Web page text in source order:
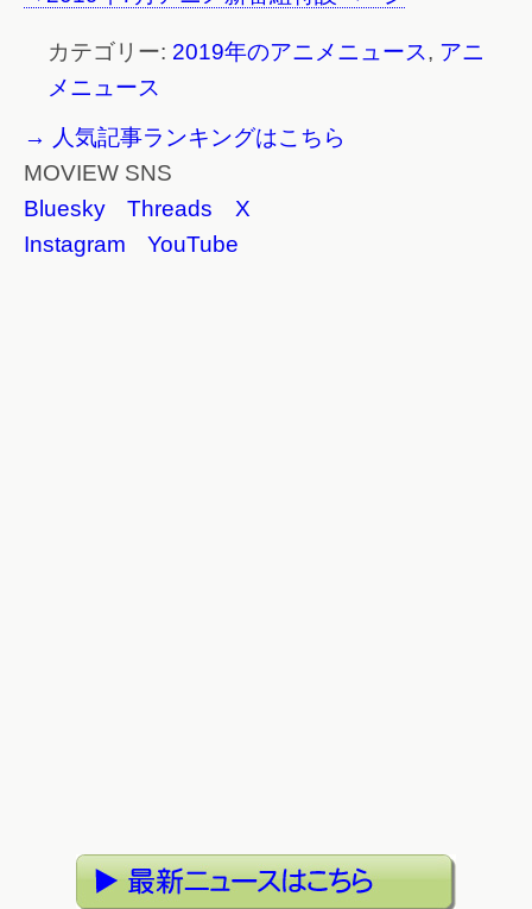
カテゴリー: 2019年のアニメニュース, アニ
メニュース
→ 人気記事ランキングはこちら
MOVIEW SNS
Bluesky
Threads
X
Instagram
YouTube